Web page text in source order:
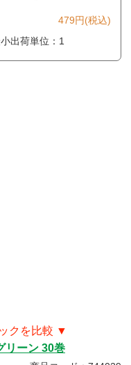
479円(税込)
出荷単位：1
クを比較 ▼
リーン 30巻